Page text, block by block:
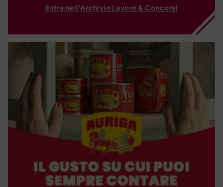
Entra nell'Archivio Lavoro & Concorsi